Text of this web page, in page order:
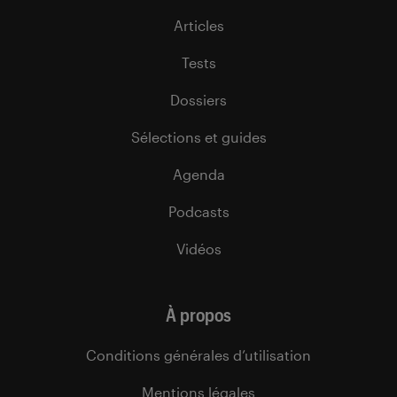
Articles
Tests
Dossiers
Sélections et guides
Agenda
Podcasts
Vidéos
À propos
Conditions générales d’utilisation
Mentions légales